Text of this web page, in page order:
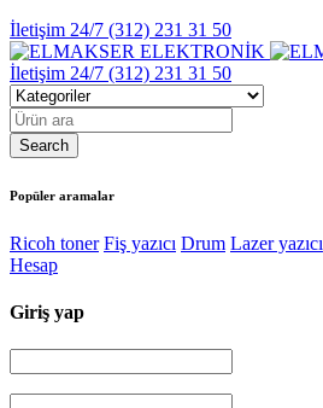
İletişim 24/7 (312) 231 31 50
İletişim 24/7 (312) 231 31 50
Popüler aramalar
Ricoh toner Fiş yazıcı Drum Lazer yazıcı
Hesap
Giriş yap